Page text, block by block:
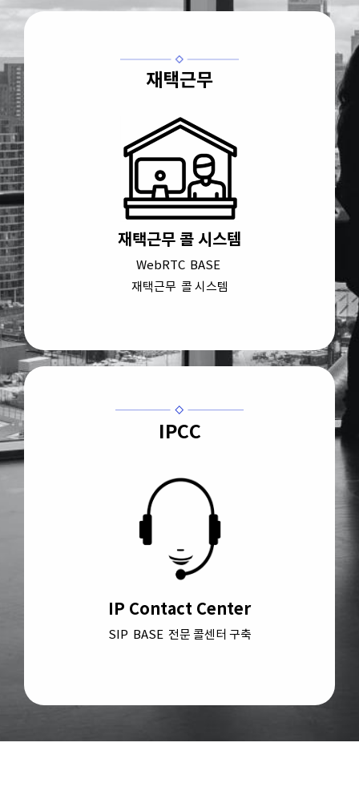
재택근무
재택근무 콜 시스템
WebRTC BASE
재택근무 콜 시스템
IPCC
IP Contact Center
SIP BASE 전문 콜센터 구축